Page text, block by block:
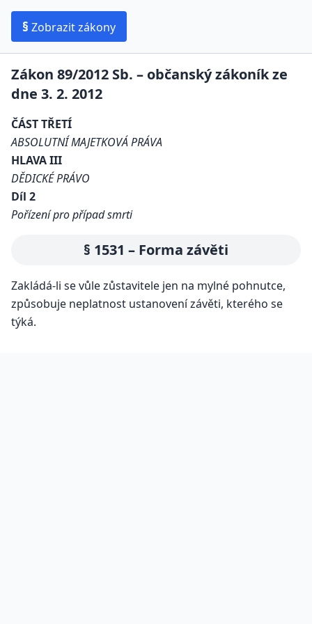
§ Zobrazit zákony
Zákon 89/2012 Sb. – občanský zákoník ze
dne 3. 2. 2012
ČÁST TŘETÍ
ABSOLUTNÍ MAJETKOVÁ PRÁVA
HLAVA III
DĚDICKÉ PRÁVO
Díl 2
Pořízení pro případ smrti
§ 1531 – Forma závěti
Zakládá-li se vůle zůstavitele jen na mylné pohnutce,
způsobuje neplatnost ustanovení závěti, kterého se
týká.